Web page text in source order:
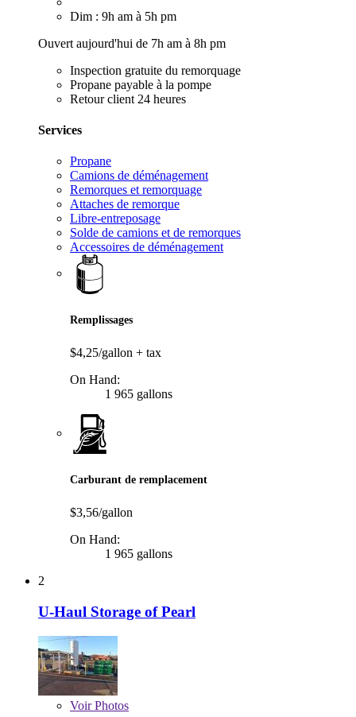
Dim : 9h am à 5h pm
Ouvert aujourd'hui de 7h am à 8h pm
Inspection gratuite du remorquage
Propane payable à la pompe
Retour client 24 heures
Services
Propane
Camions de déménagement
Remorques et remorquage
Attaches de remorque
Libre-entreposage
Solde de camions et de remorques
Accessoires de déménagement
Remplissages
$4,25/gallon + tax
On Hand:
1 965 gallons
Carburant de remplacement
$3,56/gallon
On Hand:
1 965 gallons
2
U-Haul Storage of Pearl
VoirPhotos